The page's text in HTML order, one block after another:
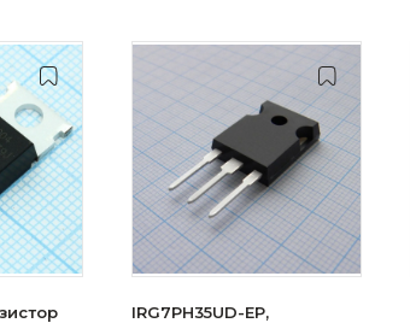
IRG7PH35UD-EP,